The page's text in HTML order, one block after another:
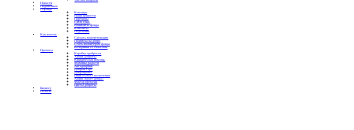
Новости
Подопечные
О фонде
Команда
Наши ценности
Партнеры
СМИ о нас
Реквизиты фонда
Контакты
Отделения
Как помочь
Сделать пожертвование
Подписка на добро
Стать волонтером фонда
Вечеринки со смыслом
Проекты
Коробка храбрости
Уроки Доброты
Юридическая помощь
Мамины радости
Автодобряки
Добрый торт
Добропробег
Няни особого назначения
Акция «Букет добра»
Фактор времени
Цветы доброты
Бизнесу
Отчеты